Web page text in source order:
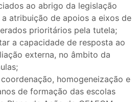
ao abrigo da legislação
atribuição de apoios a eixos de
prioritários pela tutela;
a capacidade de resposta ao
externa, no âmbito da
homogeneização e
de formação das escolas